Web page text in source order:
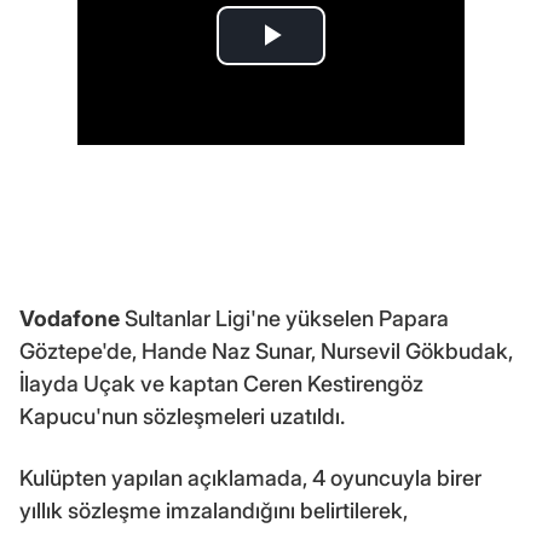
VodafoneSultanlar Ligi'ne yükselen Papara
Göztepe'de, Hande Naz Sunar, Nursevil Gökbudak,
İlayda Uçak ve kaptan Ceren Kestirengöz
Kapucu'nun sözleşmeleri uzatıldı.
Kulüpten yapılan açıklamada, 4 oyuncuyla birer
yıllık sözleşme imzalandığını belirtilerek,